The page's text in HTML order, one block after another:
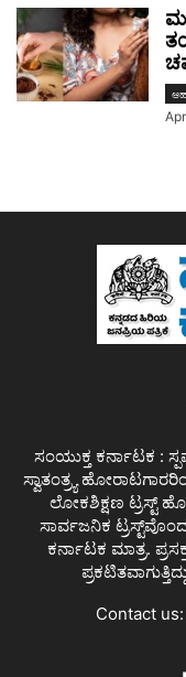
ಸಂಯುಕ್ತ ಕರ್ನಾಟಕ :
ಸ್ವಾತಂತ್ರ್ಯ
ಲೋಕಶಿಕ್ಷಣ ಟ್ರಸ್ಟ್
ಸಾರ್ವಜನಿಕ
ಕರ್ನಾಟಕ ಮಾತ್ರ.
Contact us: